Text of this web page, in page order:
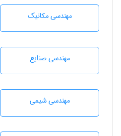
مهندسی مکانیک
مهندسی صنايع
مهندسي شيمی